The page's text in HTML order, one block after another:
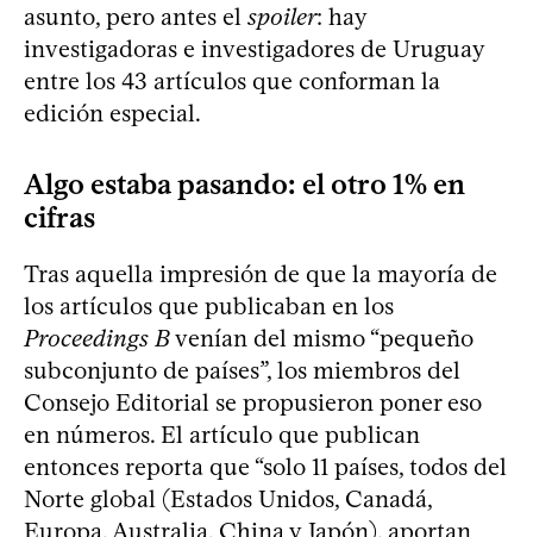
asunto, pero antes el spoiler: hay
investigadoras e investigadores de Uruguay
entre los 43 artículos que conforman la
edición especial.
Algo estaba pasando: el otro 1% en
cifras
Tras aquella impresión de que la mayoría de
los artículos que publicaban en los
Proceedings Bvenían del mismo “pequeño
subconjunto de países”, los miembros del
Consejo Editorial se propusieron poner eso
en números. El artículo que publican
entonces reporta que “solo 11 países, todos del
Norte global (Estados Unidos, Canadá,
Europa, Australia, China y Japón), aportan